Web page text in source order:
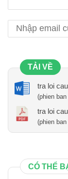
TẢI VỀ
tra loi
(phien
tra loi
(phien
CÓ THỂ